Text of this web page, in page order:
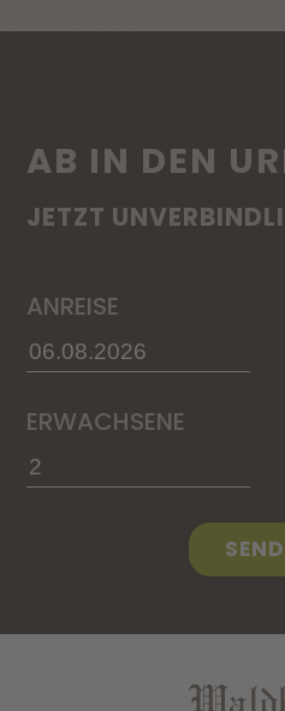
AB IN DEN
JETZT
ANREISE
ERWACHSENE